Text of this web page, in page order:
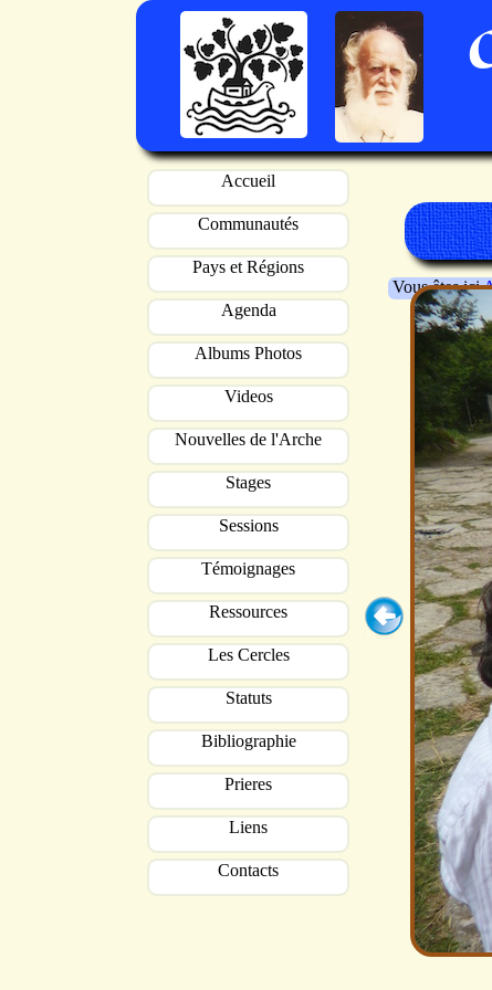
Accueil
Communautés
Pays et Régions
Agenda
Albums Photos
Videos
Nouvelles de l'Arche
Stages
Sessions
Témoignages
Ressources
Les Cercles
Statuts
Bibliographie
Prieres
Liens
Contacts
Vous êtes ici